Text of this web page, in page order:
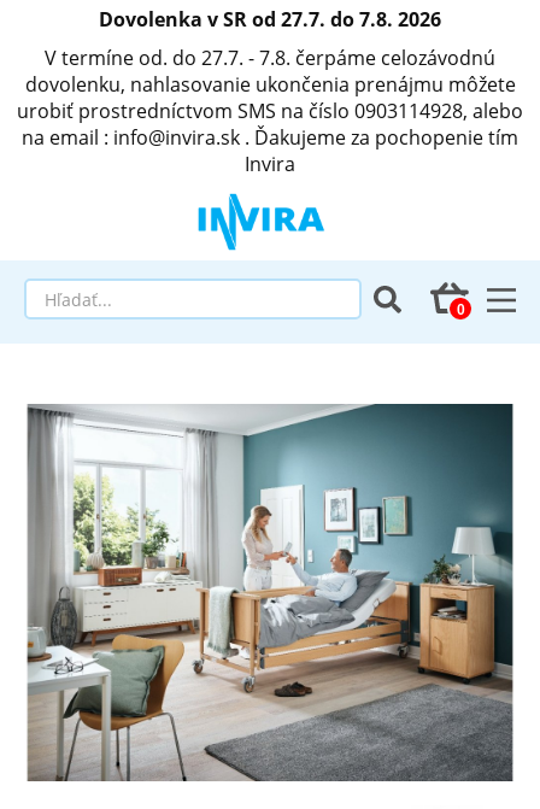
Dovolenka v SR od 27.7. do 7.8. 2026
V termíne od. do 27.7. - 7.8. čerpáme celozávodnú
dovolenku, nahlasovanie ukončenia prenájmu môžete
urobiť prostredníctvom SMS na číslo 0903114928, alebo
na email : info@invira.sk . Ďakujeme za pochopenie tím
Invira
Matrace a antidekubitné programy
Invalidné vozíky
Elektrické vozíky
Ostatné pomôcky
Zdravotnícke prístroje
Požičovňa
Akcie a zľavy